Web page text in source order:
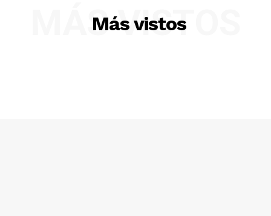
Más vistos
MÁS VISTOS